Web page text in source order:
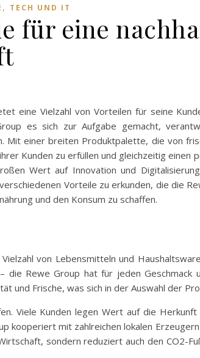
, TECH UND IT
für eine
eine Vielzahl von Vorteilen für seine
es sich zur Aufgabe gemacht,
Mit einer breiten Produktpalette, die von
Kunden zu erfüllen und gleichzeitig einen
Wert auf Innovation und
Vorteile zu erkunden, die die
und den Konsum zu schaffen.
von Lebensmitteln und
Rewe Group hat für jeden Geschmack
und Frische, was sich in der Auswahl der
Viele Kunden legen Wert auf die
kooperiert mit zahlreichen lokalen
sondern reduziert auch den CO2-